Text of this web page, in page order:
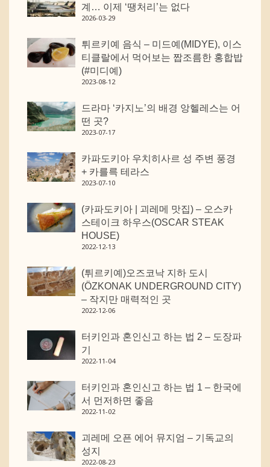
계… 이제 ‘땡처리’는 없다
2026-03-29
튀르키예 음식 – 미드예(MIDYE), 이스
티클랄에서 먹어보는 짭조름한 홍합밥
(#미디예)
2023-08-12
드라마 ‘카지노’의 배경 앙헬레스는 어
떤 곳?
2023-07-17
카파도키아 우치히사르 성 주변 풍경
+ 카를륵 테라스
2023-07-10
(카파도키아 | 괴레메 맛집) – 오스카
스테이크 하우스(OSCAR STEAK
HOUSE)
2022-12-13
(튀르키예)오즈코낙 지하 도시
(ÖZKONAK UNDERGROUND CITY)
– 작지만 매력적인 곳
2022-12-06
터키인과 혼인신고 하는 법 2 – 도장파
기
2022-11-04
터키인과 혼인신고 하는 법 1 – 한국에
서 먼저하면 좋음
2022-11-02
괴레메 오픈 에어 뮤지엄 – 기독교의
성지
2022-08-23